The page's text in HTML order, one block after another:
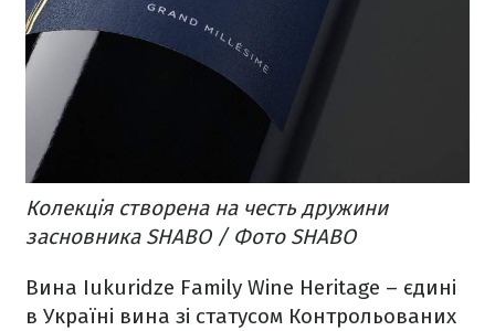
Колекція створена на честь дружини
засновника SHABO / Фото SHABO
Вина Iukuridze Family Wine Heritage – єдині
в Україні вина зі статусом Контрольованих